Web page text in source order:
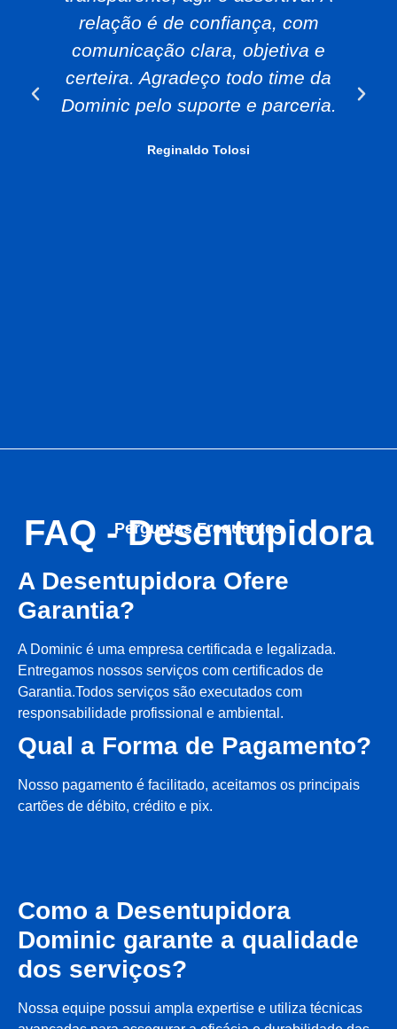
relação é de confiança, com
comunicação clara, objetiva e
certeira. Agradeço todo time da
Dominic pelo suporte e parceria.
Reginaldo Tolosi
Perguntas Frequentes
FAQ - Desentupidora
A Desentupidora Ofere
Garantia?
A Dominic é uma empresa certificada e legalizada.
Entregamos nossos serviços com certificados de
Garantia.Todos serviços são executados com
responsabilidade profissional e ambiental.
Qual a Forma de Pagamento?
Nosso pagamento é facilitado, aceitamos os principais
cartões de débito, crédito e pix.
Como a Desentupidora
Dominic garante a qualidade
dos serviços?
Nossa equipe possui ampla expertise e utiliza técnicas